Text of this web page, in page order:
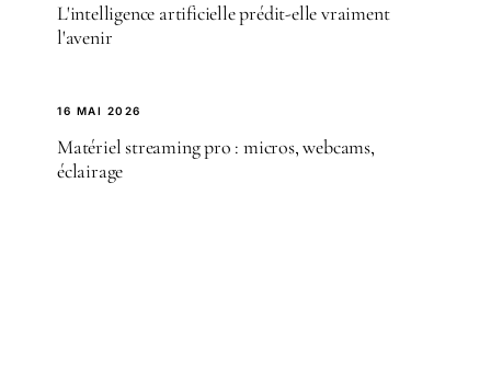
L'intelligence artificielle prédit-elle vraiment
l'avenir
16 MAI 2026
Matériel streaming pro : micros, webcams,
éclairage